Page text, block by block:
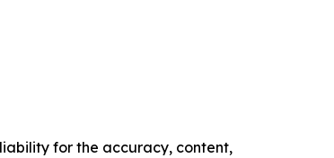
for the accuracy, content,